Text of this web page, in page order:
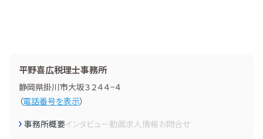
平野喜広税理士事務所
静岡県掛川市大坂３２４４−４
（電話番号を表示）
事務所概要インタビュー動画求人情報お問合せ